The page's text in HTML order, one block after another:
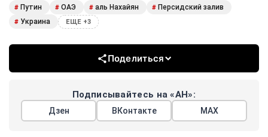
# Путин # ОАЭ # аль Нахайян # Персидский залив
# Украина ЕЩЕ +3
Поделиться
Подписывайтесь на «АН»:
Дзен ВКонтакте МАХ